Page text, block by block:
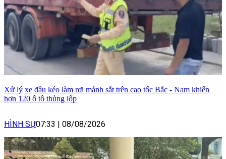
Xử lý xe đầu kéo làm rơi mảnh sắt trên cao tốc Bắc - Nam khiến
hơn 120 ô tô thủng lốp
HÌNH SỰ07:33 08/08/2026